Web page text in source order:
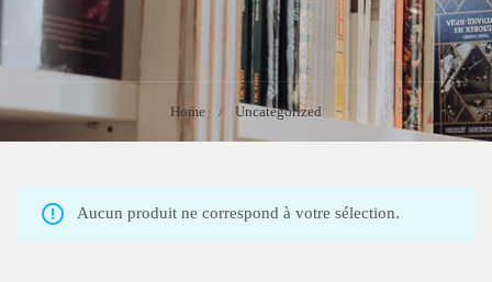
Home Uncategorized
Aucun produit ne correspond à votre sélection.